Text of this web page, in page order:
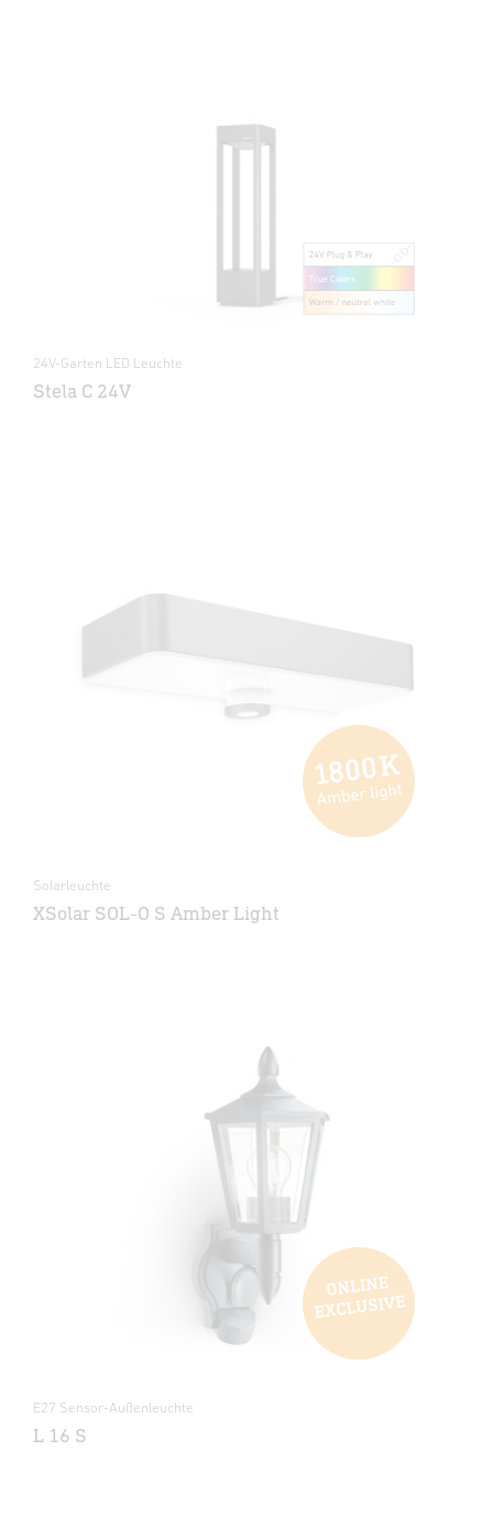
24V-Garten LED Leuchte
Stela C 24V
Solarleuchte
XSolar SOL-O S Amber Light
E27 Sensor-Außenleuchte
L 16 S